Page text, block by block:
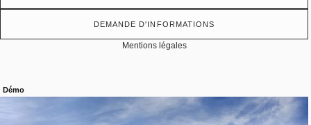
DEMANDE D'INFORMATIONS
Mentions légales
Démo